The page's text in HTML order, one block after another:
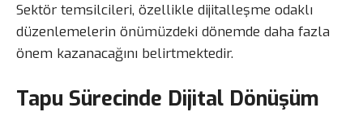
Sektör temsilcileri, özellikle dijitalleşme odaklı
düzenlemelerin önümüzdeki dönemde daha fazla
önem kazanacağını belirtmektedir.
Tapu Sürecinde Dijital Dönüşüm